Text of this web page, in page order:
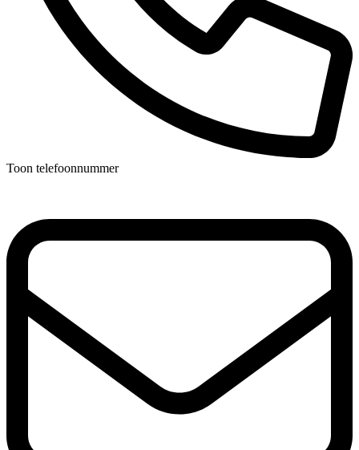
Toon telefoonnummer